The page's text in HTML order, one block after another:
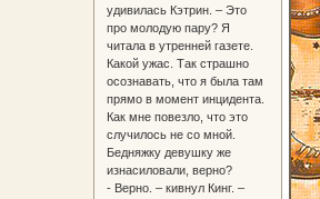
удивилась Кэтрин. – Это
про молодую пару? Я
читала в утренней газете.
Какой ужас. Так страшно
осознавать, что я была там
прямо в момент инцидента.
Как мне повезло, что это
случилось не со мной.
Бедняжку девушку же
изнасиловали, верно?
- Верно. – кивнул Кинг. –